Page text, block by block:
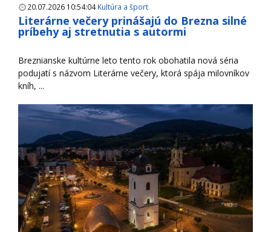
20.07.2026 10:54:04Kultúra a šport
Literárne večery prinášajú do Brezna silné
príbehy aj stretnutia s autormi
Breznianske kultúrne leto tento rok obohatila nová séria
podujatí s názvom Literárne večery, ktorá spája milovníkov
kníh, ...